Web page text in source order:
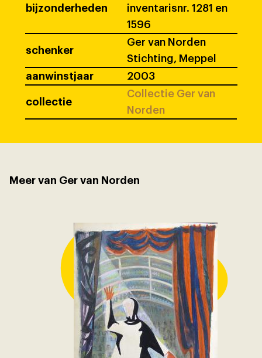
bijzonderheden
inventarisnr. 1281 en
1596
schenker
Ger van Norden
Stichting, Meppel
aanwinstjaar
2003
collectie
Collectie Ger van
Norden
Meer van Ger van Norden